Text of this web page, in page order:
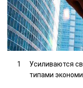
Усиливаются
типами